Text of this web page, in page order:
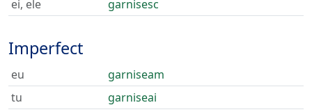
ei, ele
garnisesc
Imperfect
eu
garniseam
tu
garniseai